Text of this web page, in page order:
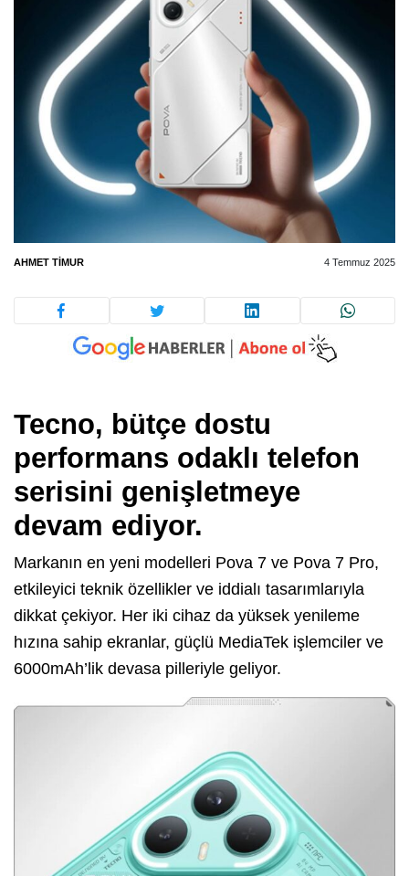
AHMET TIMUR 4 Temmuz 2025
Tecno, bütçe dostu
performans odaklı telefon
serisini genişletmeye
devam ediyor.
Markanın en yeni modelleri Pova 7 ve Pova 7 Pro,
etkileyici teknik özellikler ve iddialı tasarımlarıyla
dikkat çekiyor. Her iki cihaz da yüksek yenileme
hızına sahip ekranlar, güçlü MediaTek işlemciler ve
6000mAh’lik devasa pilleriyle geliyor.